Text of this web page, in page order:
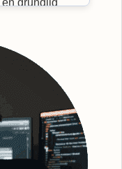
grundlig
av
vi en
Efter
av
vi din
struktur och
förbättra din